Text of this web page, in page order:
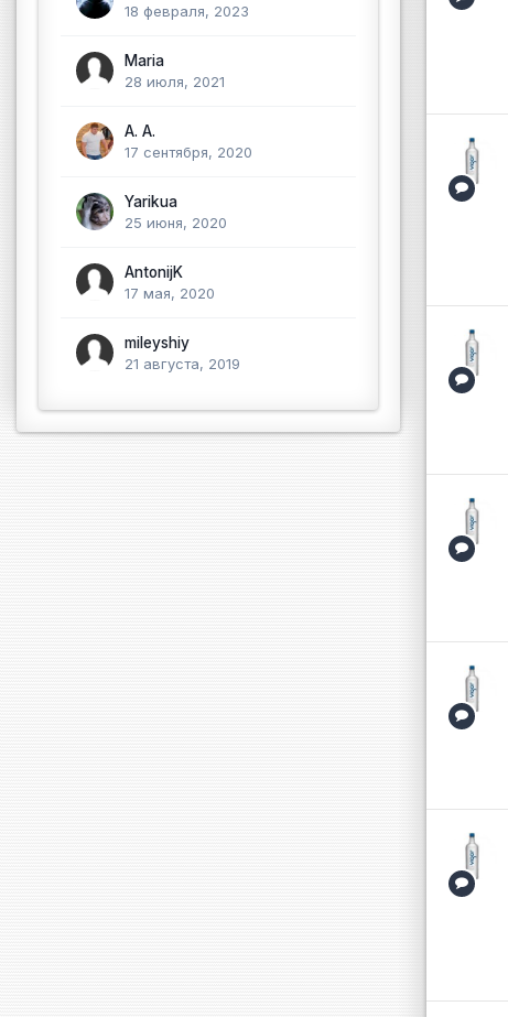
18 февраля, 2023
Maria
28 июля, 2021
A. A.
17 сентября, 2020
Yarikua
25 июня, 2020
AntonijK
17 мая, 2020
mileyshiy
21 августа, 2019